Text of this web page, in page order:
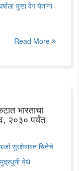
पुन्हा वेग येताना
Read More
भारताचा
२०३० पर्यंत
सुरक्षेबाबत चिंतेचे
येथे